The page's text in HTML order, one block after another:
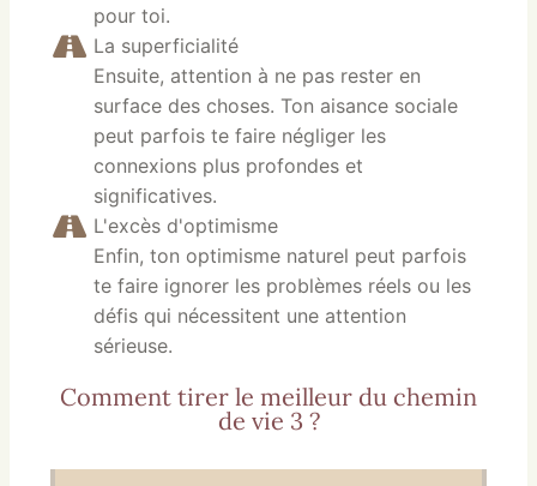
pour toi.
La superficialité
Ensuite, attention à ne pas rester en
surface des choses. Ton aisance sociale
peut parfois te faire négliger les
connexions plus profondes et
significatives.
L'excès d'optimisme
Enfin, ton optimisme naturel peut parfois
te faire ignorer les problèmes réels ou les
défis qui nécessitent une attention
sérieuse.
Comment tirer le meilleur du chemin
de vie 3 ?